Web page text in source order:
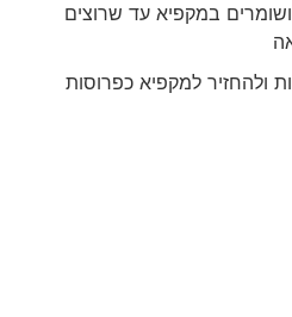
במקפיא עד שרוצים
למקפיא כפרוסות